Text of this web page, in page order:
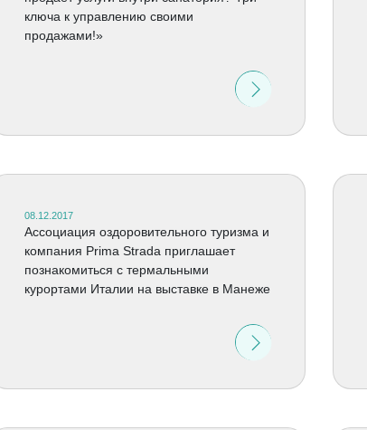
ключа к управлению своими
продажами!»
08.12.2017
Ассоциация оздоровительного туризма и
компания Prima Strada приглашает
познакомиться с термальными
курортами Италии на выставке в Манеже